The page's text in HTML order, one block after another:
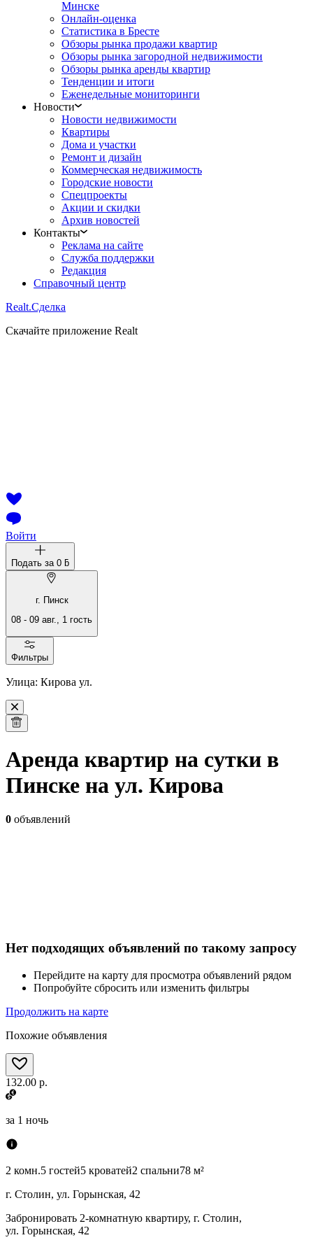
Минске
Онлайн-оценка
Статистика в Бресте
Обзоры рынка продажи квартир
Обзоры рынка загородной недвижимости
Обзоры рынка аренды квартир
Тенденции и итоги
Еженедельные мониторинги
Новости
Новости недвижимости
Квартиры
Дома и участки
Ремонт и дизайн
Коммерческая недвижимость
Городские новости
Спецпроекты
Акции и скидки
Архив новостей
Контакты
Реклама на сайте
Служба поддержки
Редакция
Справочный центр
Realt.Сделка
Скачайте приложение Realt
Войти
Подать за 0 ƃ
г. Пинск
08 - 09 авг., 1 гость
Фильтры
Улица: Кирова ул.
Аренда квартир на сутки в
Пинске на ул. Кирова
0 объявлений
Нет подходящих объявлений по такому запросу
Перейдите на карту для просмотра объявлений рядом
Попробуйте сбросить или изменить фильтры
Продолжить на карте
Похожие объявления
132.00 р.
за 1 ночь
2 комн.5 гостей5 кроватей2 спальни78 м²
г. Столин, ул. Горынская, 42
Забронировать 2-комнатную квартиру, г. Столин,
ул. Горынская, 42